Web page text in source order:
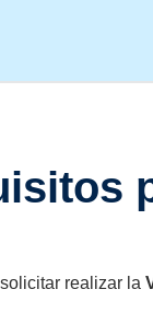
realizar la